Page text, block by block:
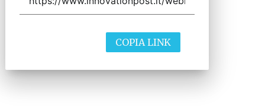
COPIA LINK